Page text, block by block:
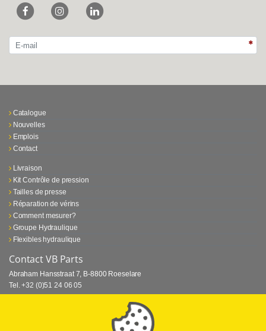
Catalogue
Nouvelles
Emplois
Contact
Livraison
Kit Contrôle de pression
Tailles de presse
Réparation de vérins
Comment mesurer?
Groupe Hydraulique
Flexibles hydraulique
Contact VB Parts
Abraham Hansstraat 7, B-8800 Roeselare
Tel. +32 (0)51 24 06 05
⏳ Dernier mois de promotion Webtec!